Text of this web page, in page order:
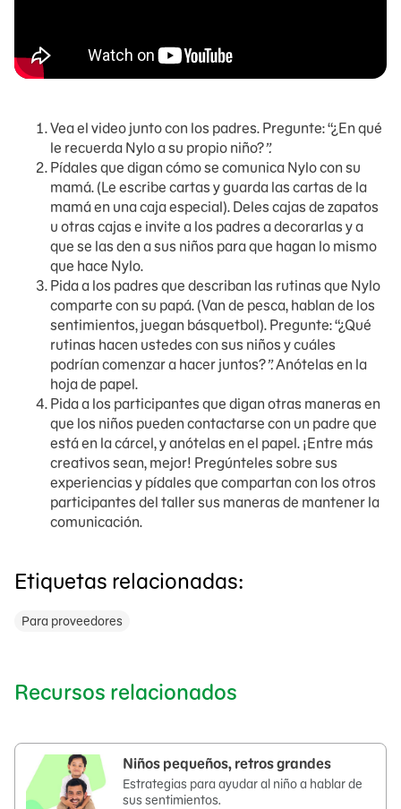
Vea el video junto con los padres. Pregunte: “¿En qué
le recuerda Nylo a su propio niño?”.
Pídales que digan cómo se comunica Nylo con su
mamá. (Le escribe cartas y guarda las cartas de la
mamá en una caja especial). Deles cajas de zapatos
u otras cajas e invite a los padres a decorarlas y a
que se las den a sus niños para que hagan lo mismo
que hace Nylo.
Pida a los padres que describan las rutinas que Nylo
comparte con su papá. (Van de pesca, hablan de los
sentimientos, juegan básquetbol). Pregunte: “¿Qué
rutinas hacen ustedes con sus niños y cuáles
podrían comenzar a hacer juntos?”.Anótelas en la
hoja de papel.
Pida a los participantes que digan otras maneras en
que los niños pueden contactarse con un padre que
está en la cárcel, y anótelas en el papel. ¡Entre más
creativos sean, mejor! Pregúnteles sobre sus
experiencias y pídales que compartan con los otros
participantes del taller sus maneras de mantener la
comunicación.
Etiquetas relacionadas:
Para proveedores
Recursos relacionados
Niños pequeños, retros grandes
Estrategias para ayudar al niño a hablar de
sus sentimientos.